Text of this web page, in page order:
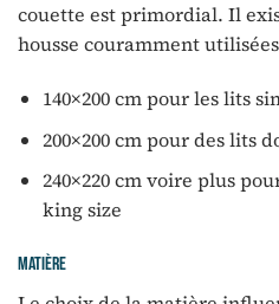
couette est primordial. Il
housse couramment
140×200 cm pour les lits
200×200 cm pour des lits
240×220 cm voire plus
king size
Matière